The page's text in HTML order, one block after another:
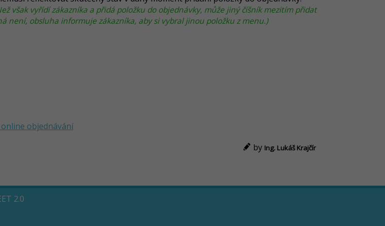
však vyřídí zákazníka a přidá položku do objednávky, může jiný číšník mezitím přidat
není, obsluha informuje zákazníka, aby si vybral jinou položku z menu.)
objednávání
by Ing. Lukáš Krajčír
2.0